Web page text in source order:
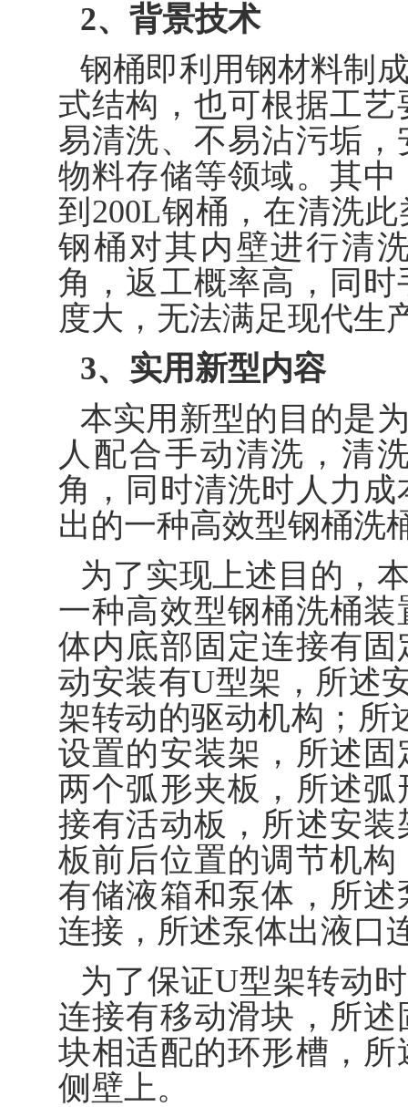
2、背景技术
钢桶即利用钢材料制
式结构，也可根据工
易清洗、不易沾污垢
物料存储等领域。其
到200L钢桶，在清洗
钢桶对其内壁进行清
角，返工概率高，同
度大，无法满足现代生
3、实用新型内容
本实用新型的目的是
人配合手动清洗，清
角，同时清洗时人力
出的一种高效型钢桶洗
为了实现上述目的，
一种高效型钢桶洗桶
体内底部固定连接有
动安装有U型架，所述
架转动的驱动机构；所
设置的安装架，所述
两个弧形夹板，所述
接有活动板，所述安
板前后位置的调节机
有储液箱和泵体，所
连接，所述泵体出液口
为了保证U型架转动
连接有移动滑块，所
块相适配的环形槽，
侧壁上。